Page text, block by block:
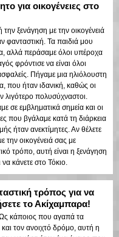
για οικογένειες στο
ξενάγηση με την οικογένειά
φανταστική. Τα παιδιά μου
αλλά περάσαμε όλοι υπέροχα
φρόντισε να είναι όλοι
Πήγαμε μια ηλιόλουστη
που ήταν ιδανική, καθώς οι
λιγότερο πολυσύχναστοι.
σε εμβληματικά σημεία και οι
που βγάλαμε κατά τη διάρκεια
ήταν ανεκτίμητες. Αν θέλετε
την οικογένειά σας με
τρόπο, αυτή είναι η ξενάγηση
κάνετε στο Τόκιο.
τρόπος για να
το Ακίχαμπαρα!
κάποιος που αγαπά τα
και τον ανοιχτό δρόμο, αυτή η